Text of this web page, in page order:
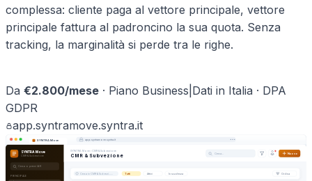
complessa: cliente paga al vettore principale, vettore
principale fattura al padroncino la sua quota. Senza
tracking, la marginalità si perde tra le righe.
Da €2.800/mese · Piano Business Dati in Italia · DPA
GDPR
app.syntramove.syntra.it
SYNTRA Move app.syntramove.syntra.it
SYNTRA Move
CMR & Subvezione
Cerca o premi ⌘K
PRINCIPALE
SYNTRA Move ›CMR & Subvezione
CMR & Subvezione Cerca… Nuovo
Cerca in CMR & Subvezi… Tutti Attivi In scadenza Ordina